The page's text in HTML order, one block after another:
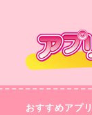
おすすめアプリ